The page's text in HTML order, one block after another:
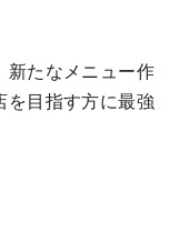
新たなメニュー作
を目指す方に最強